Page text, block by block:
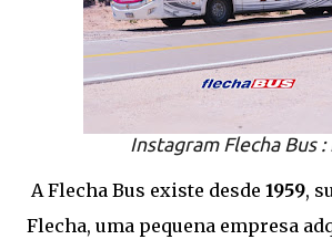
Instagram Flecha Bus
A Flecha Bus existe desde 1959,
Flecha, uma pequena empresa